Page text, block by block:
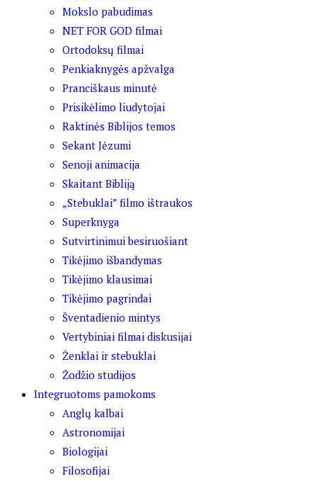
Mokslo pabudimas
NET FOR GOD filmai
Ortodoksų filmai
Penkiaknygės apžvalga
Pranciškaus minutė
Prisikėlimo liudytojai
Raktinės Biblijos temos
Sekant Jėzumi
Senoji animacija
Skaitant Bibliją
„Stebuklai” filmo ištraukos
Superknyga
Sutvirtinimui besiruošiant
Tikėjimo išbandymas
Tikėjimo klausimai
Tikėjimo pagrindai
Šventadienio mintys
Vertybiniai filmai diskusijai
Ženklai ir stebuklai
Žodžio studijos
Integruotoms pamokoms
Anglų kalbai
Astronomijai
Biologijai
Filosofijai